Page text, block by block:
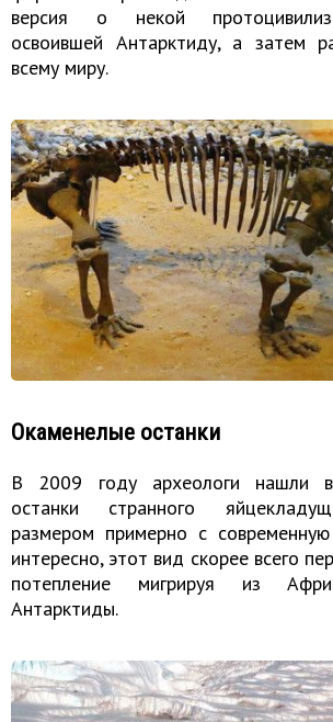
версия о некой
освоившей Антарктиду, а затем
всему миру.
Окаменелые останки
В 2009 году археологи нашли
останки странного
размером примерно с
интересно, этот вид скорее всего
потепление мигрируя из
Антарктиды.